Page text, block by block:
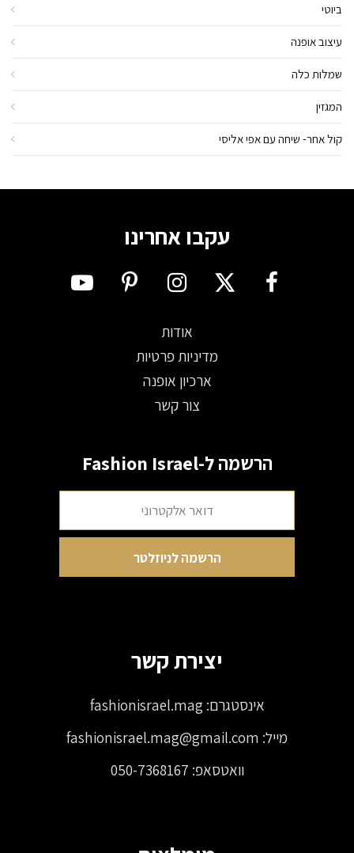
ביוטי
עיצוב אופנה
שמלות כלה
המגזין
קול אחר- שיחה עם אפי אליסי
עקבו אחרינו
אודות
מדיניות פרטיות
ארכיון אופנה
צור קשר
הרשמה ל-Fashion Israel
יצירת קשר
אינסטגרם:fashionisrael.mag
מייל: fashionisrael.mag@gmail.com
וואטסאפ: 050-7368167